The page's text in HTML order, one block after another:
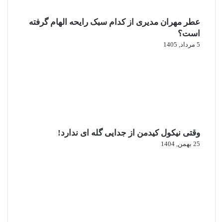
عطر مهران مدیری از کدام سبک رایحه الهام گرفته
است؟
5 مرداد, 1405
وقتی نیکول کیدمن از جدایی گله ای ندارد!
25 بهمن, 1404